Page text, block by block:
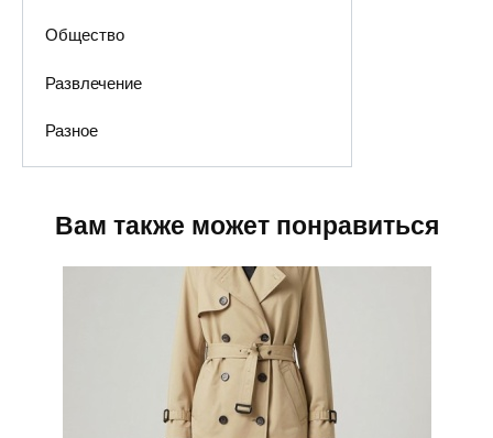
Общество
Развлечение
Разное
Вам также может понравиться